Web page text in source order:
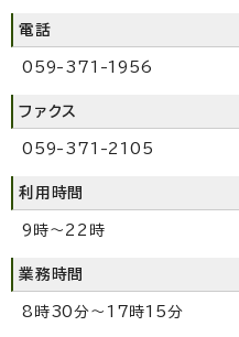
電話
059-371-1956
ファクス
059-371-2105
利用時間
9時～22時
業務時間
8時30分～17時15分